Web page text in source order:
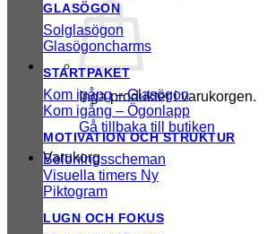
Inga produkter i varukorgen.
Gå tillbaka till butiken
Varukorg
GLASÖGON
Solglasögon
Glasögoncharms
STARTPAKET
Kom igång – Glasögon
Kom igång – Ögonlapp
MOTIVATION OCH STRUKTUR
Belöningsscheman
Visuella timers
Piktogram
LUGN OCH FOKUS